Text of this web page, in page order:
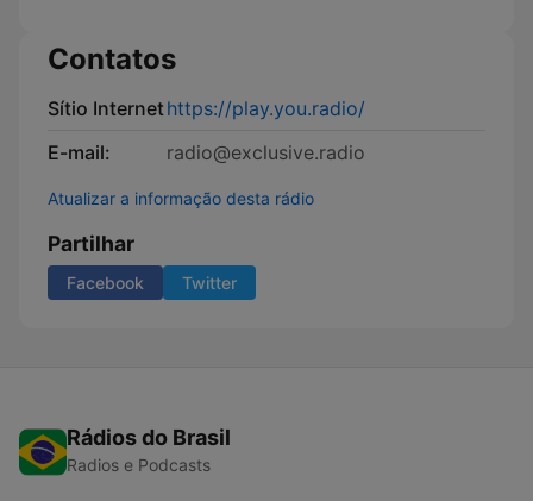
Contatos
Sítio Internethttps://play.you.radio/
E-mail:
radio@exclusive.radio
Atualizar a informação desta rádio
Partilhar
Facebook Twitter
Rádios do Brasil
Radios e Podcasts